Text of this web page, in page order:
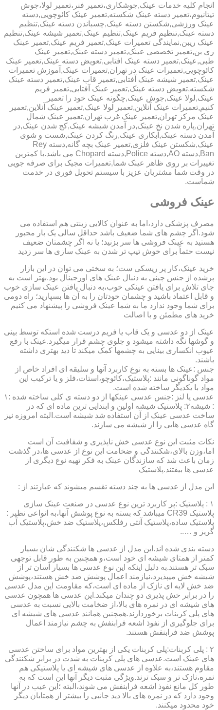
انجام کلیه خدمات عینک,جوشکاری،تعمیر فنر،تعمیر لولا،جوش
تیتانیوم،تعمیر دسته عینک شکسته,تعمیر عینک کائوچویی,دسته
عینک ورزشی,شکستن دسته عینک,چسباندن دسته عینک,تنظیم
دسته عینک,تنظیم فریم عینک,تنظیم عینک,تعمیر شیشه عینک,تنظیم
عینک ریبن,نمایندگی تعمیرات عینک,تعمیر فریم عینک,تعمیر عینک
ری بن,تعمیر تخصصی عینک,تعمیر دسته عینک,تعمیر عینک
طبی,عینک,تعمیر دسته عینک افتابی,تعویض دسته عینک,تعمیر عینک
کائوچویی,تعمیرات عینک در تهران,تعمیرات عینک,آموزش تعمیرات
عینک,تعمیر شیشه عینک آفتابی,تعمیر قاب عینک,تعمیر دسته عینک
شکسته,تعویض دسته عینک,تعمیر عینک آفتابی,تعمیر فریم
عینک,لولا عینک,جوش عینک,چگونه عینک خود را تعمیر
کنیم,تعمیرات عینک آنلاین,تعمیر لولا عینک,تعمیر عینک آنلاین,تعمیر
عینک مرکز تهران,تعمیر عینک غرب تهران,تعمیر عینک شمال
تهران,پاره شدن نخ عینک,در آمدن شیشه عینک,کج شدن عینک,در
آمدن دسته عینک,آبکاری عینک,رنگ کردن عینک,شست و شوی
عینک,شکستن عینک فلزی,تعمیر عینک بچه گانه,دسته Rey
Ban,دسته AO,دسته Police,دسته Chopard می باشد.با کمترین
تغییرات بر روی ظاهر عینک شما,تعمیرات مجیک برای صرفه جویی
در وقت شما مشتریان عزیز با سیستم تحویل فوری در خدمت
شماست.
عینک فروشی
مصرف پزشکی دارد،اما به عنوان کالایی زینتی هم استفاده می
شود.اگر چشم های شما ضعیف باشد حداقل سالی یک بار مجبور
هستید به عینک فروشی ها سر بزنید؛ یا نه اگر چشمتان ضعیف
نیست حتماً برای خوش تیپ تر شدن به عینک سازی ها سر زدید
خرید عینک،کار پر ریسکی ست؛ به سختی می توان در این بازار
پرشده از جنس چینی به دنبال عینک های اورجینال بود.بهتر است به
جای تلاش برای یافتن عینکی خوب،به دنبال یافتن عینک سازی خوب
و قابل اعتماد باشید و چشمان خودتان را به آن ها بسپارید؛ راه دومی
برای شما وجود ندارد ما به شما عینک فروشی را پیشنهاد می کنیم
خرید های مطمئن و با اصالت
عینک از دو عدسی و یک قاب یا فریم درست شده استکه توسط بینی
و گوشها نگه داشته میشود و جلوی چشم قرار میگیرد.عینک با رفع
عیوب انکساری بینایی به چشمها کمک میکند تا دید بهتری داشته
باشند.
جنس :عینک ها بسته به نوع کاربرد آنها و سلیقه ای افراد خاص از
مواد گوناگونی مانند :پلاستیک،کائوچو،استات،فلز و یا ترکیب این
مواد با یکدیگر ساخته شده است.
عدسی یا لنز :جنس عدسی عینکها از دو دسته ی کلی ساخته شده :۱
: شیشه۲: پلاستیک شیشه اولین و ابندایی ترین ماده ای که در
ساخت عدسی عینک از آن استفاده شد شیشه است.البته امروزه نیز
گاه عدسی هایی را از شیشه می سازند.
نکات مثبت این نوع عدسی خش ناپذیری و شفافیت آن است
اما،وزن بالای،شکنندگی و ضخامت این نوع از عدسی ها،در گذشت
زمان باعث شد که سازندگان عینک به فکر تهیه نوع دیگری از
عدسی ها بیفتند.پلاستیک
این مدل از عدسی ها به چند دسته تقسم میشوند که عبارتند از :
۱ : پلاستیک :پر کاربرد ترین نوع عدسی در صنعت عینک سازی
پلاستیک CR39 میباشد که بسته به نوع پوشش آنها،به انواعی نظیر :
پلاستیک ساده،پلاستیک آنتی رفلکس،پلاستیک ضد خش،پلاستیک آب
گریز و …..
دسته بندی شده اند.این مدل از عدسی ها شکنندگی شان بسیار
کمتر از همتای شیشه ای خود است،و همچنین به طور قابل توجهی
سبک تر هستند.به دلیل اینکه این نوع عدسی ها بسیار آسان تر از
شیشه خش میپذیرد،نیازمند اعمال پوشش ضد خش هستند،پوشش
ضد خش لایه ای نازک از ماده ای است،که مقاومت این مدل عدسی
را در برابر خش پذیری دو چندان میکند.این عدسی ها همچون عدسی
های شیشه ای در نمره های بالا،از ضخامت بالایی نسبت به عدسی
های پلی کربنات برخوردارند.همچنین همانند عدسی های شیشه ای
برای جلوگیری از نفوذ اشعه فرابنفش به چشم نیازمند اعمال
پوشش ضد فرابنفش هستند.
۲ : پلی کربنات:پلی کربنات یکی از بهترین مواد برای ساختن عدسی
های عینک است.عدسی های پلی کربنات به شدت در برابر شکنندگی
مقاوم هستند،به علاوه از عدسی های شیشه ای یا پلاستیکی هم
نمره،نازک تر و سبک ترند.ویژگی مثبت دیگر آنها این است که به
طور کل مانع نفوذ اشعه فرابنفش می شوند،البته ؛این عیب در آنها
وجود دارد که در نمره های بالا دید جانبی را بیشتر از همتایان دیگر
خود محدود میکنند.